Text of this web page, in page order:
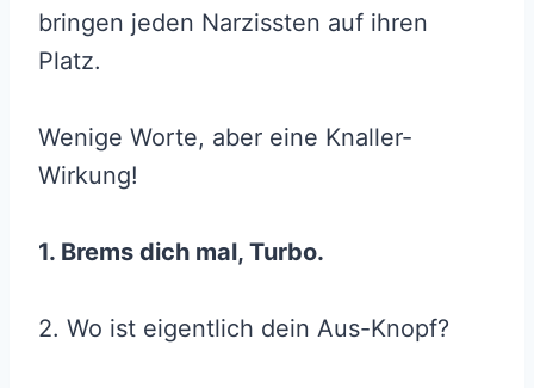
bringen jeden Narzissten auf ihren
Platz.
Wenige Worte, aber eine Knaller-
Wirkung!
1. Brems dich mal, Turbo.
2. Wo ist eigentlich dein Aus-Knopf?